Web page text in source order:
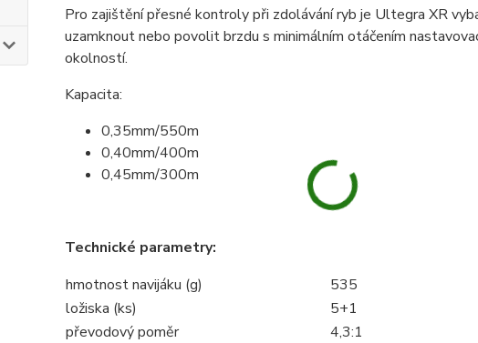
Pro zajištění přesné kontroly při zdolávání ryb je Ultegra XR
uzamknout nebo povolit brzdu s minimálním otáčením
okolností.
Kapacita:
0,35mm/550m
0,40mm/400m
0,45mm/300m
Technické parametry:
hmotnost navijáku (g)
535
ložiska (ks)
5+1
převodový poměr
4,3:1